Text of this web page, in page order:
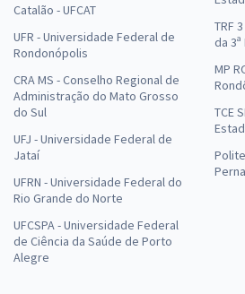
Catalão - UFCAT
UFR - Universidade Federal de
Rondonópolis
CRA MS - Conselho Regional de
Administração do Mato Grosso
do Sul
UFJ - Universidade Federal de
Jataí
UFRN - Universidade Federal do
Rio Grande do Norte
UFCSPA - Universidade Federal
de Ciência da Saúde de Porto
Alegre
TRF
da
MP
TCE